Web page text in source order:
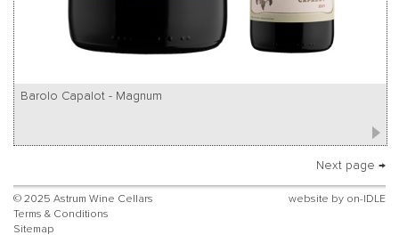
Barolo Capalot - Magnum
Next page →
© 2025 Astrum Wine Cellars
Terms & Conditions
Sitemap
website by on-IDLE